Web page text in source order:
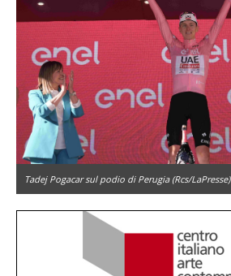
Tadej Pogacar sul podio di Perugia (Rcs/LaPresse)